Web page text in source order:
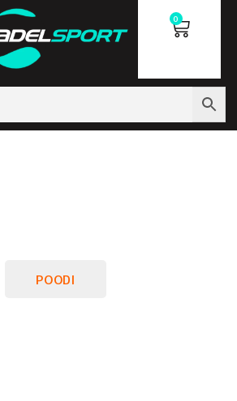
0
POODI